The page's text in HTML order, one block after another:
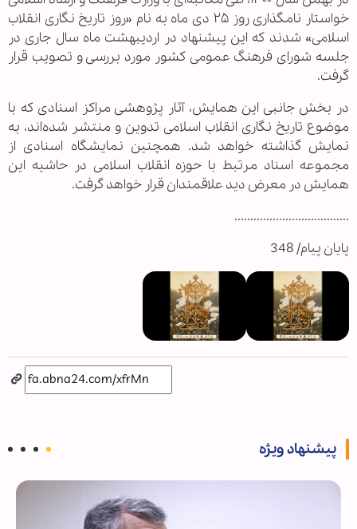
خواستار نامگذاری روز ۲۵ دی ماه به نام «روز تاریخ نگاری انقلاب
اسلامی» شدند که این پیشنهاد در اردیبهشت ماه سال جاری در
جلسه شورای فرهنگ عمومی کشور مورد بررسی و تصویب قرار
گرفت.
در بخش جانبی این همایش، آثار پژوهشی مراکز اسنادی که با
موضوع تاریخ نگاری انقلاب اسلامی تدوین و منتشر شده‌اند، به
نمایش گذاشته خواهد شد. همچنین نمایشگاه اسنادی از
مجموعه اسناد مرتبط با حوزه انقلاب اسلامی در حاشیه این
همایش در معرض دید علاقمندان قرار خواهد گرفت.
....................................
پایان پیام/ 348
پیشنهاد ویژه